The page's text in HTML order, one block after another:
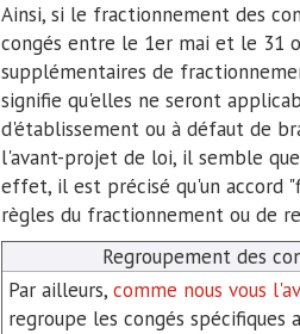
Ainsi, si le fractionnement des
congés entre le 1er mai et le 31
supplémentaires de
signifie qu'elles ne seront
d'établissement ou à défaut de
l'avant-projet de loi, il semble
effet, il est précisé qu'un accord
règles du fractionnement ou de
Regroupement des
Par ailleurs, comme nous vous
regroupe les congés spécifiques